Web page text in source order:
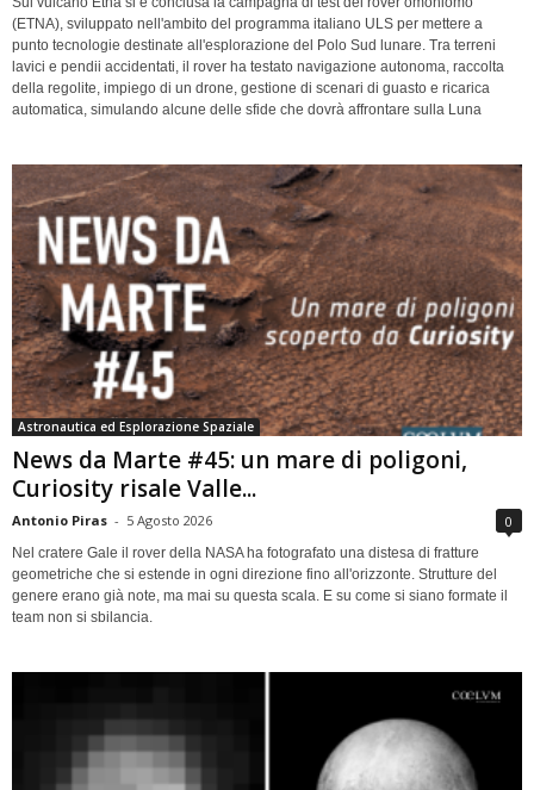
(ETNA), sviluppato nell'ambito del programma italiano ULS per mettere a
punto tecnologie destinate all'esplorazione del Polo Sud lunare. Tra terreni
lavici e pendii accidentati, il rover ha testato navigazione autonoma, raccolta
della regolite, impiego di un drone, gestione di scenari di guasto e ricarica
automatica, simulando alcune delle sfide che dovrà affrontare sulla Luna
Astronautica ed Esplorazione Spaziale
News da Marte #45: un mare di poligoni,
Curiosity risale Valle...
Antonio Piras - 5 Agosto 2026 0
Nel cratere Gale il rover della NASA ha fotografato una distesa di fratture
geometriche che si estende in ogni direzione fino all'orizzonte. Strutture del
genere erano già note, ma mai su questa scala. E su come si siano formate il
team non si sbilancia.